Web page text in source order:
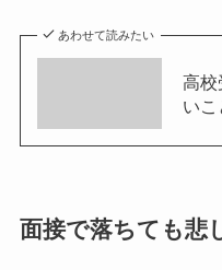
あわせて読みたい
高校
い
面接で落ちても悲